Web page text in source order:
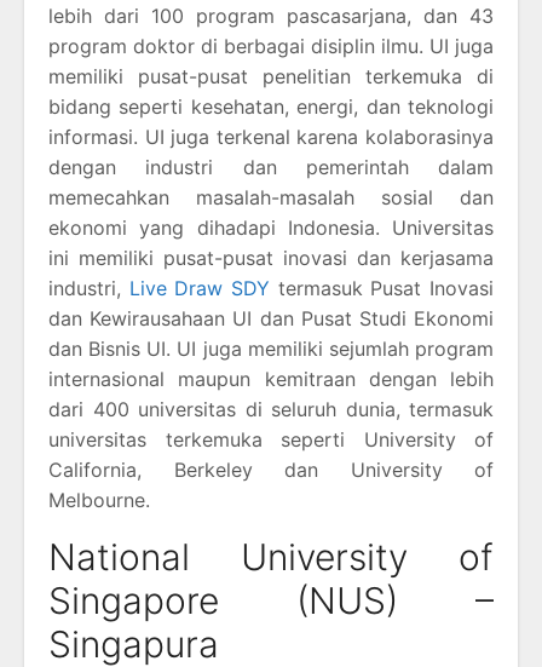
lebih dari 100 program pascasarjana, dan 43
program doktor di berbagai disiplin ilmu. UI juga
memiliki pusat-pusat penelitian terkemuka di
bidang seperti kesehatan, energi, dan teknologi
informasi. UI juga terkenal karena kolaborasinya
dengan industri dan pemerintah dalam
memecahkan masalah-masalah sosial dan
ekonomi yang dihadapi Indonesia. Universitas
ini memiliki pusat-pusat inovasi dan kerjasama
industri, Live Draw SDY termasuk Pusat Inovasi
dan Kewirausahaan UI dan Pusat Studi Ekonomi
dan Bisnis UI. UI juga memiliki sejumlah program
internasional maupun kemitraan dengan lebih
dari 400 universitas di seluruh dunia, termasuk
universitas terkemuka seperti University of
California, Berkeley dan University of
Melbourne.
National University of
Singapore (NUS) –
Singapura